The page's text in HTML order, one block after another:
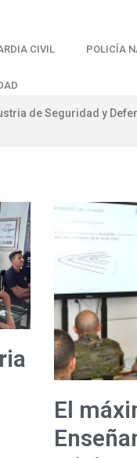
CIVIL POLICÍA
de Seguridad y
El